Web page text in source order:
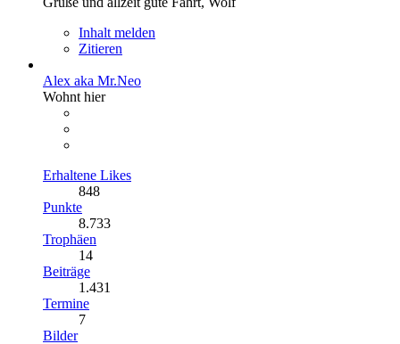
Inhalt melden
Zitieren
Alex aka Mr.Neo
Wohnt hier
Erhaltene Likes
848
Punkte
8.733
Trophäen
14
Beiträge
1.431
Termine
7
Bilder